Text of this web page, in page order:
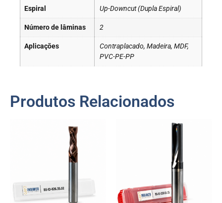
Espiral Up-Downcut (Dupla Espiral)
Número de lâminas 2
Aplicações
Contraplacado, Madeira, MDF,
PVC-PE-PP
Produtos Relacionados